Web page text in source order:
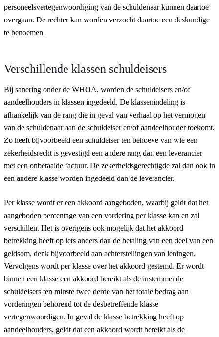
personeelsvertegenwoordiging van de schuldenaar kunnen daartoe
overgaan. De rechter kan worden verzocht daartoe een deskundige
te benoemen.
Verschillende klassen schuldeisers
Bij sanering onder de WHOA, worden de schuldeisers en/of
aandeelhouders in klassen ingedeeld. De klassenindeling is
afhankelijk van de rang die in geval van verhaal op het vermogen
van de schuldenaar aan de schuldeiser en/of aandeelhouder toekomt.
Zo heeft bijvoorbeeld een schuldeiser ten behoeve van wie een
zekerheidsrecht is gevestigd een andere rang dan een leverancier
met een onbetaalde factuur. De zekerheidsgerechtigde zal dan ook in
een andere klasse worden ingedeeld dan de leverancier.
Per klasse wordt er een akkoord aangeboden, waarbij geldt dat het
aangeboden percentage van een vordering per klasse kan en zal
verschillen. Het is overigens ook mogelijk dat het akkoord
betrekking heeft op iets anders dan de betaling van een deel van een
geldsom, denk bijvoorbeeld aan achterstellingen van leningen.
Vervolgens wordt per klasse over het akkoord gestemd. Er wordt
binnen een klasse een akkoord bereikt als de instemmende
schuldeisers ten minste twee derde van het totale bedrag aan
vorderingen behorend tot de desbetreffende klasse
vertegenwoordigen. In geval de klasse betrekking heeft op
aandeelhouders, geldt dat een akkoord wordt bereikt als de